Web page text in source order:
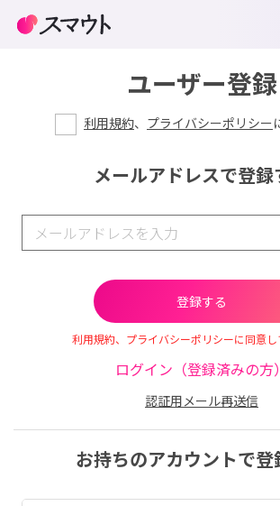
ユーザー登録
利用規約、 プライバシーポリシー
メールアドレスで登録
利用規約、プライバシーポリシーに同意
ログイン（登録済みの方）
認証用メール再送信
お持ちのアカウントで登